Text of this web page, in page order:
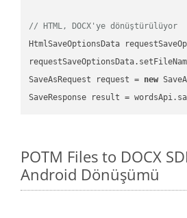
// HTML, DOCX'ye dönüştürülüyor
HtmlSaveOptionsData
SaveAsRequest request = new
POTM Files to DOCX
Android Dönüşümü